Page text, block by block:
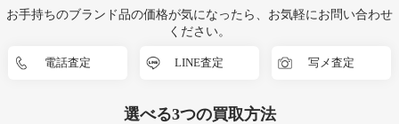
お手持ちのブランド品の価格が気になったら、お気軽にお問い合わせ
ください。
電話査定 LINE査定 写メ査定
選べる3つの買取方法